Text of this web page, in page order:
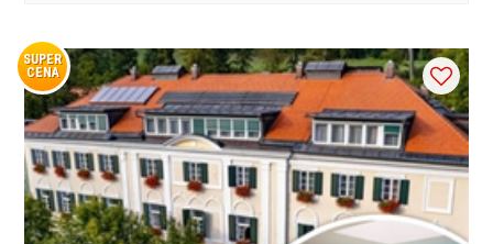
SUPER
CENA